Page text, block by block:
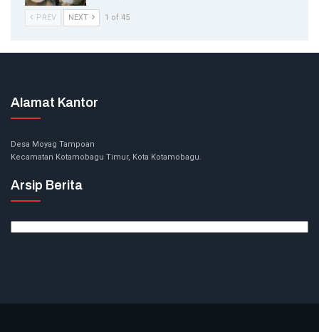
PREV NEXT 1 of 45
Alamat Kantor
Desa Moyag Tampoan
Kecamatan Kotamobagu Timur, Kota Kotamobagu.
Arsip Berita